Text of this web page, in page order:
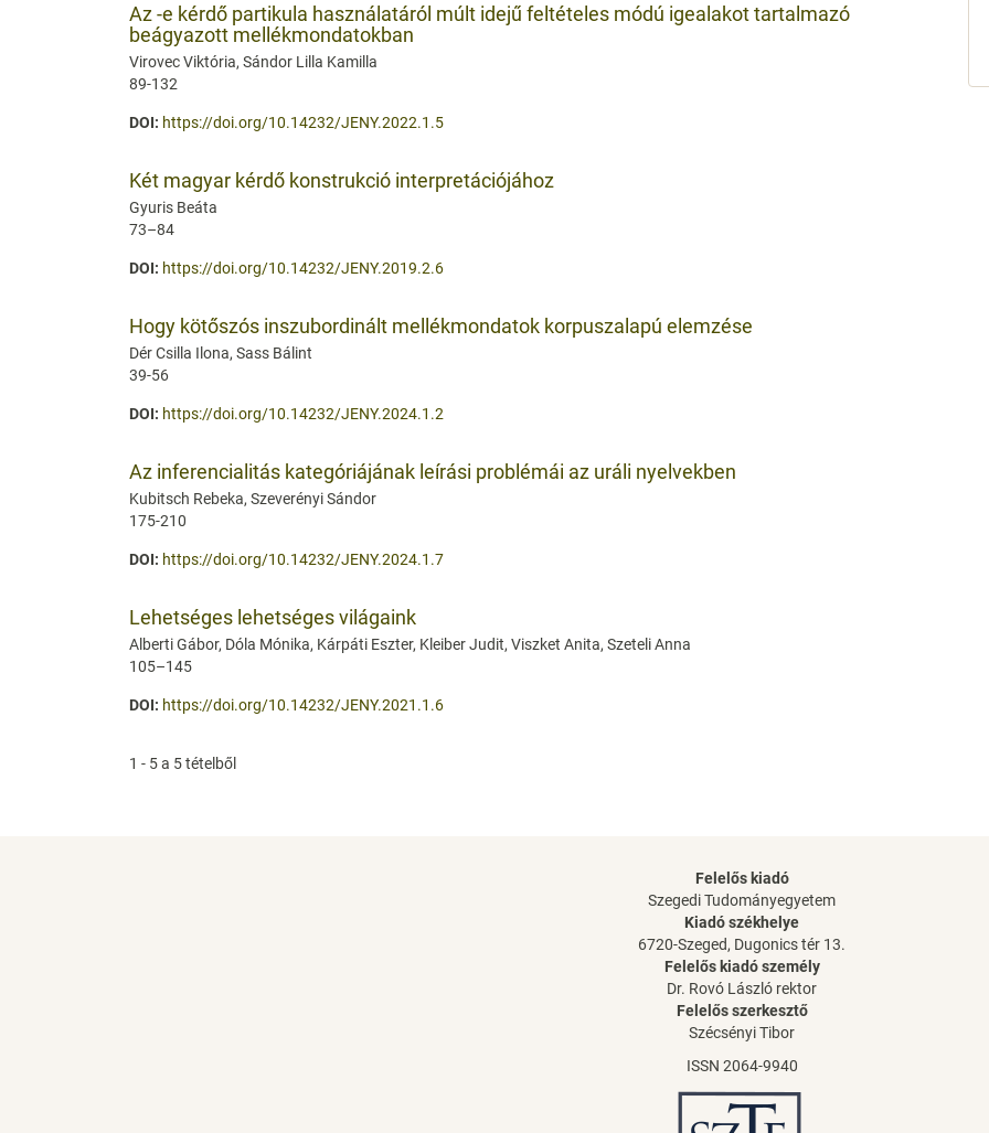
Az -e kérdő partikula használatáról múlt idejű feltételes módú igealakot tartalmazó
beágyazott mellékmondatokban
Virovec Viktória, Sándor Lilla Kamilla
89-132
DOI: https://doi.org/10.14232/JENY.2022.1.5
Két magyar kérdő konstrukció interpretációjához
Gyuris Beáta
73–84
DOI: https://doi.org/10.14232/JENY.2019.2.6
Hogy kötőszós inszubordinált mellékmondatok korpuszalapú elemzése
Dér Csilla Ilona, Sass Bálint
39-56
DOI: https://doi.org/10.14232/JENY.2024.1.2
Az inferencialitás kategóriájának leírási problémái az uráli nyelvekben
Kubitsch Rebeka, Szeverényi Sándor
175-210
DOI: https://doi.org/10.14232/JENY.2024.1.7
Lehetséges lehetséges világaink
Alberti Gábor, Dóla Mónika, Kárpáti Eszter, Kleiber Judit, Viszket Anita, Szeteli Anna
105–145
DOI: https://doi.org/10.14232/JENY.2021.1.6
1 - 5 a 5 tételből
Felelős kiadó
Szegedi Tudományegyetem
Kiadó székhelye
6720-Szeged, Dugonics tér 13.
Felelős kiadó személy
Dr. Rovó László rektor
Felelős szerkesztő
Szécsényi Tibor
ISSN 2064-9940